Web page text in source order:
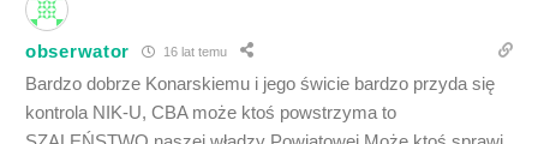
obserwator 16 lat temu
Bardzo dobrze Konarskiemu i jego świcie bardzo przyda się
kontrola NIK-U, CBA może ktoś powstrzyma to